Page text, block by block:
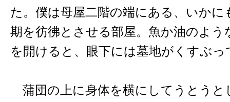
た。僕は母屋二階の端にある、いかに
期を彷彿とさせる部屋。魚か油のよ
を開けると、眼下には墓地がくすぶっ
蒲団の上に身体を横にしてうとうと